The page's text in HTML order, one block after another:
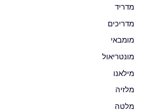
מדריד
מדריכים
מומבאי
מונטריאול
מילאנו
מלזיה
מלטה